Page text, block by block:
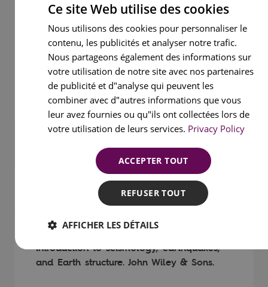
https://www.iris.edu/hq/inclass/search#pag
e=1&limit=20&type[]=1&language[]=1
http://idl.campus.ciencias.ulisboa.pt/sismolo
gianaescola/
BIBLIOGRAPHIE
Stein, S. & Wysession, M. (2009). An
introduction to seismology, earthquakes,
and Earth structure. John Wiley & Sons.
PORTUGUESE
FRENCH
Ce site Web utilise des cookies
Nous utilisons des cookies pour personnaliser le
contenu, les publicités et analyser notre trafic.
Nous partageons également des informations sur
votre utilisation de notre site avec nos partenaires
de publicité et d"analyse qui peuvent les
combiner avec d"autres informations que vous
leur avez fournies ou qu"ils ont collectées lors de
votre utilisation de leurs services. Privacy Policy
ACCEPTER TOUT
REFUSER TOUT
AFFICHER LES DÉTAILS